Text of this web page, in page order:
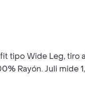
tipo Wide Leg, tiro
Rayón. Juli mide